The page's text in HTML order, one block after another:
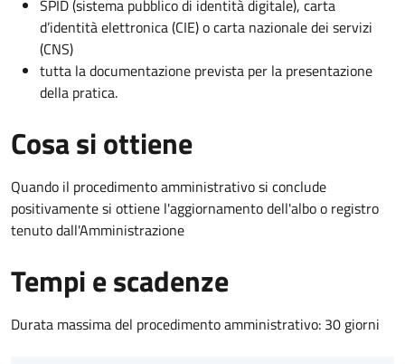
SPID (sistema pubblico di identità digitale), carta
d’identità elettronica (CIE) o carta nazionale dei servizi
(CNS)
tutta la documentazione prevista per la presentazione
della pratica.
Cosa si ottiene
Quando il procedimento amministrativo si conclude
positivamente si ottiene l'aggiornamento dell'albo o registro
tenuto dall'Amministrazione
Tempi e scadenze
Durata massima del procedimento amministrativo: 30 giorni